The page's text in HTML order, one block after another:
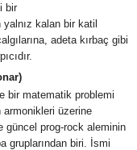
bir
kalan bir katil
adeta kırbaç gibi
bir matematik problemi
üzerine
güncel prog-rock aleminin
gruplarından biri. İsmi